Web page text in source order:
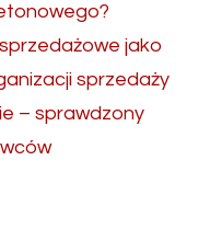
jako
sprzedaży
– sprawdzony